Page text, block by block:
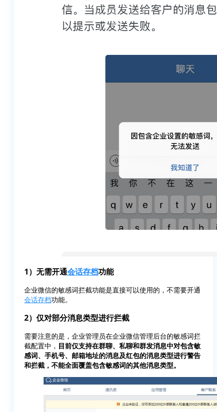
1）无需开通会话存档功能
企业微信的敏感词拦截功能是直接可以使用的，不需要开通
会话存档功能。
2）仅对部分消息类型进行拦截
需要注意的是，企业管理员在企业微信管理后台的敏感词拦
截配置中， 目前仅支持在群聊、私聊和群发消息中对包含敏
感词、手机号、邮箱地址的消息及红包的消息类型进行警告
和拦截，不能全面覆盖包含敏感词的其他消息类型。